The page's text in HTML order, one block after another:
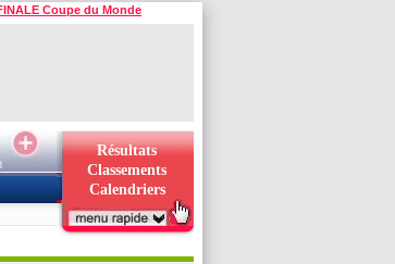
Coupe du Monde
Résultats
Classements
Calendriers